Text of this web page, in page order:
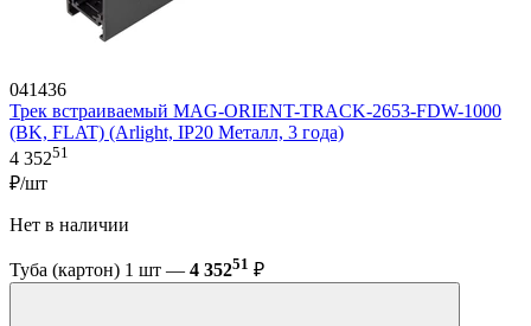
041436
Трек встраиваемый MAG-ORIENT-TRACK-2653-FDW-1000
(BK, FLAT) (Arlight, IP20 Металл, 3 года)
4 35251
₽/шт
Нет в наличии
Туба (картон) 1 шт — 4 35251 ₽